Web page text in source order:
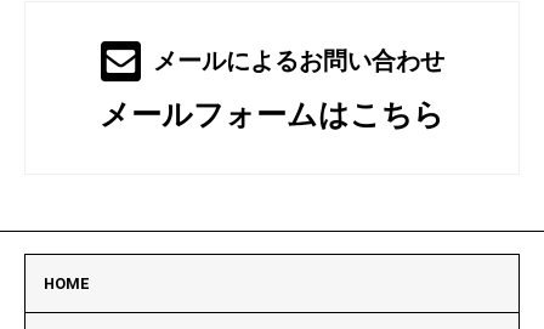
メールによるお問い合わせ
メールフォームはこちら
HOME